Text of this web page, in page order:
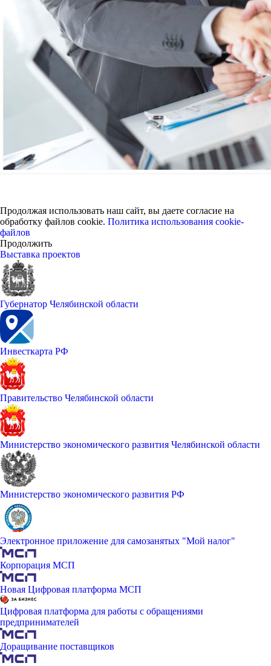
Продолжая использовать наш сайт, вы даете согласие на
обработку файлов cookie. Политика использования cookie-
файлов
Продолжить
Выставка проектов
Губернатор Челябинской области
Инвесткарта РФ
Правительство Челябинской области
Министерство экономического развития Челябинской области
Министерство экономического развития РФ
Электронное приложение для самозанятых "Мой налог"
Корпорация МСП
Новая Цифровая платформа МСП
Цифровая платформа для работы с обращениями
предпринимателей
Доращивание поставщиков